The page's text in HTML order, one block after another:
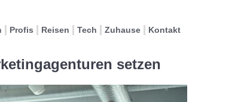
Profis Reisen Tech Zuhause Kontakt
setzen